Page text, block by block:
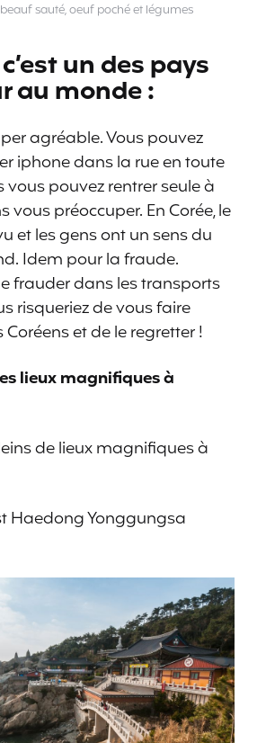
sauté, oeuf poché et légumes
un des pays
au monde :
agréable. Vous pouvez
iphone dans la rue en toute
vous pouvez rentrer seule à
vous préoccuper. En Corée, le
et les gens ont un sens du
Idem pour la fraude.
frauder dans les transports
risqueriez de vous faire
et de le regretter !
lieux magnifiques à
de lieux magnifiques à
Haedong Yonggungsa